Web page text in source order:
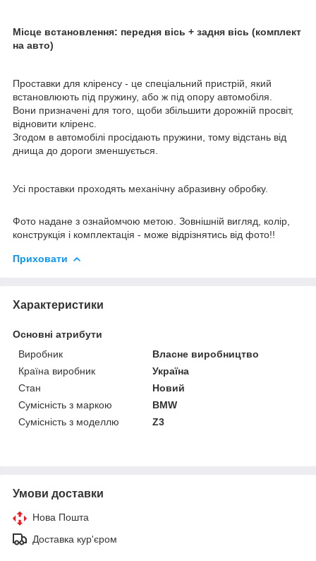
Місце встановлення: передня вісь + задня вісь (комплект
на авто)
Проставки для кліренсу - це спеціальний пристрій, який
встановлюють під пружину, або ж під опору автомобіля.
Вони призначені для того, щоби збільшити дорожній просвіт,
відновити кліренс.
Згодом в автомобілі просідають пружини, тому відстань від
днища до дороги зменшується.
Усі проставки проходять механічну абразивну обробку.
Фото надане з ознайомчою метою. Зовнішній вигляд, колір,
конструкція і комплектація - може відрізнятись від фото!!
Приховати
Характеристики
Основні атрибути
Виробник
Власне виробництво
Країна виробник
Україна
Стан
Новий
Сумісність з маркою
BMW
Сумісність з моделлю
Z3
Умови доставки
Нова Пошта
Доставка кур'єром